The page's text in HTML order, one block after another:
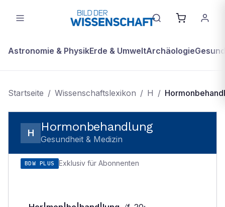
Astronomie & PhysikErde & UmweltArchäologie
Startseite / Wissenschaftslexikon / H /
H Hormonbehandlung
Gesundheit & Medizin
BDW PLUS Exklusiv für Abonnenten